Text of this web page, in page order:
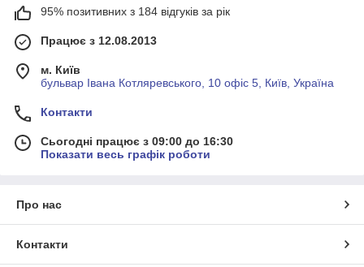
95% позитивних з 184 відгуків за рік
Працює з 12.08.2013
м. Київ
бульвар Івана Котляревського, 10 офіс 5, Київ, Україна
Контакти
Сьогодні працює з 09:00 до 16:30
Показати весь графік роботи
Про нас
Контакти